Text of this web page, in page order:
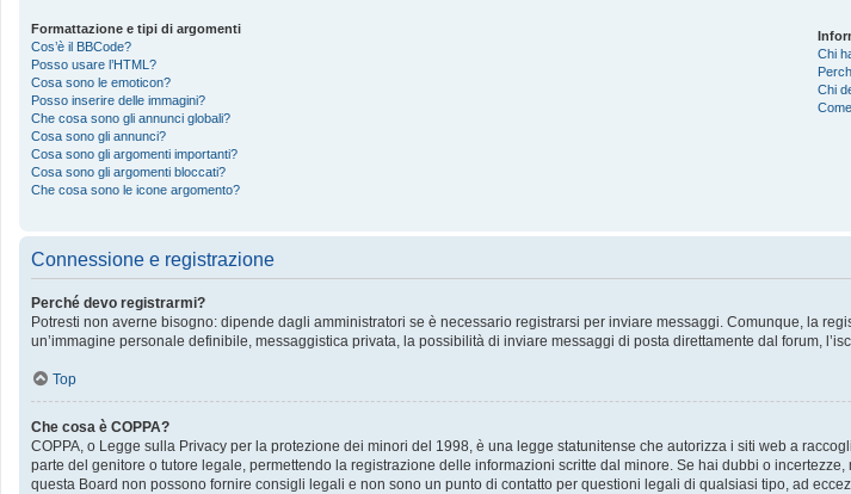
Formattazione e tipi di argomenti
Cos’è il BBCode?
Posso usare l’HTML?
Cosa sono le emoticon?
Posso inserire delle immagini?
Che cosa sono gli annunci globali?
Cosa sono gli annunci?
Cosa sono gli argomenti importanti?
Cosa sono gli argomenti bloccati?
Che cosa sono le icone argomento?
Chi
Chi
Connessione e registrazione
Perché devo registrarmi?
Potresti non averne bisogno: dipende dagli amministratori se è necessario registrarsi per inviare messaggi. Comunque, la
un’immagine personale definibile, messaggistica privata, la possibilità di inviare messaggi di posta direttamente dal forum,
Top
Che cosa è COPPA?
COPPA, o Legge sulla Privacy per la protezione dei minori del 1998, è una legge statunitense che autorizza i siti web a
parte del genitore o tutore legale, permettendo la registrazione delle informazioni scritte dal minore. Se hai dubbi o
questa Board non possono fornire consigli legali e non sono un punto di contatto per questioni legali di qualsiasi tipo, ad